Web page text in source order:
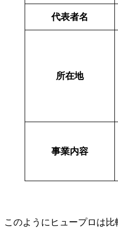
代表者名
所在地
事業内容
このようにヒュープロは